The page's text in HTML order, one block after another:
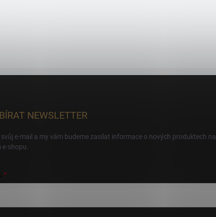
NEWSLETTER
e-mail a my vám budeme zasílat informace o nových produktech na
e-shopu.